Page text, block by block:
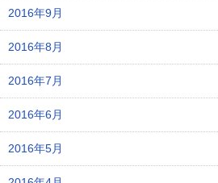
2016年9月
2016年8月
2016年7月
2016年6月
2016年5月